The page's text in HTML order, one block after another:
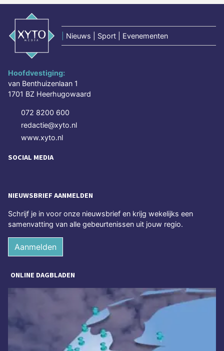
Nieuws | Sport | Evenementen
Hoofdvestiging:
van Benthuizenlaan 1
1701 BZ Heerhugowaard
072 8200 600
redactie@xyto.nl
www.xyto.nl
SOCIAL MEDIA
NIEUWSBRIEF AANMELDEN
Schrijf je in voor onze nieuwsbrief en krijg wekelijks een
samenvatting van alle gebeurtenissen uit jouw regio.
Aanmelden
ONLINE DAGBLADEN